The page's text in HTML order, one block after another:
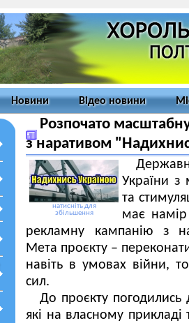
Новини Відео новини
Розпочато
з наративом
натисніть для
збільшення
України з
та
має намір
рекламну кампанію з
Мета проєкту –
навіть в умовах війни,
сил.
До проєкту погодились
які на власному прикладі